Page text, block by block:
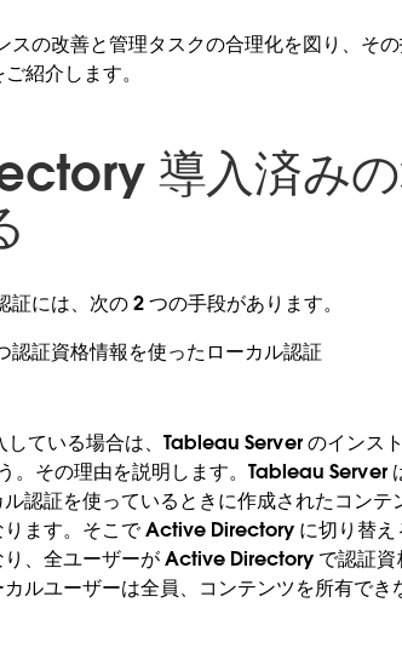
の改善と管理タスクの合理化を図り、そ
紹介します。
導入済み
には、次の 2 つの手段があります。
証資格情報を使ったローカル認証
ている場合は、Tableau Server のインス
。その理由を説明します。Tableau Server
認証を使っているときに作成されたコン
ます。そこで Active Directory に切り替
、全ユーザーが Active Directory で認証資
ルユーザーは全員、コンテンツを所有でき